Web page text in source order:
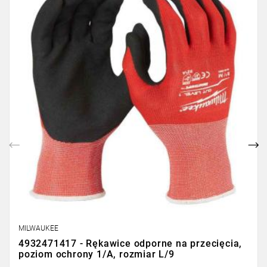
MILWAUKEE
4932471417 - Rękawice odporne na przecięcia,
poziom ochrony 1/A, rozmiar L/9
Poprzedni